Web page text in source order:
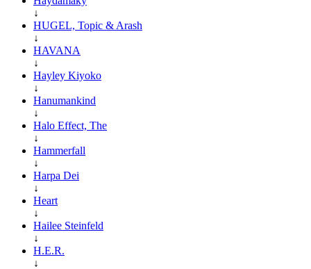
↓
HUGEL, Topic & Arash
↓
HAVANA
↓
Hayley Kiyoko
↓
Hanumankind
↓
Halo Effect, The
↓
Hammerfall
↓
Harpa Dei
↓
Heart
↓
Hailee Steinfeld
↓
H.E.R.
↓